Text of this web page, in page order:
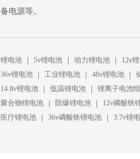
备电源等。
锂电池 | 5v锂电池 | 动力锂电池 |
12v
36v锂电池
| 工业锂电池 | 48v锂电池 |
14.8v锂电池
| 低温锂电池 |
锂离子电池组
聚合物锂电池
| 防爆锂电池 |
12v磷酸铁
医疗锂电池
| 36v磷酸铁锂电池 | 3.7v锂